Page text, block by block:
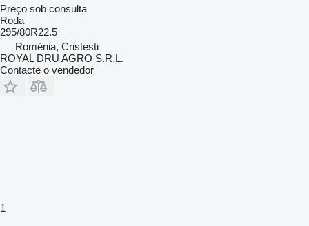
Preço sob consulta
Roda
295/80R22.5
Roménia, Cristesti
ROYAL DRU AGRO S.R.L.
Contacte o vendedor
1